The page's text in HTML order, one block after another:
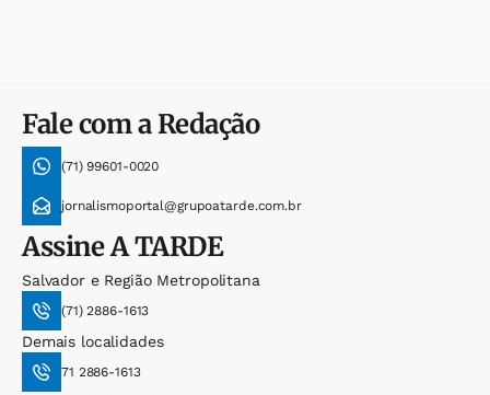
Fale com a Redação
(71) 99601-0020
jornalismoportal@grupoatarde.com.br
AssineA TARDE
Salvador e Região Metropolitana
(71) 2886-1613
Demais localidades
71 2886-1613